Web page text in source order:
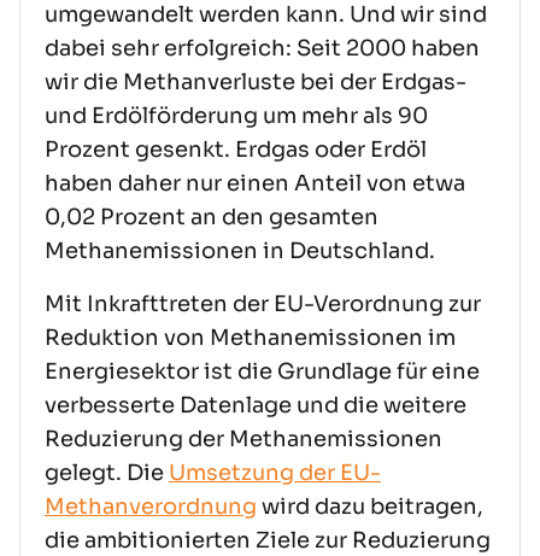
umgewandelt werden kann. Und wir sind
dabei sehr erfolgreich: Seit 2000 haben
wir die Methanverluste bei der Erdgas-
und Erdölförderung um mehr als 90
Prozent gesenkt. Erdgas oder Erdöl
haben daher nur einen Anteil von etwa
0,02 Prozent an den gesamten
Methanemissionen in Deutschland.
Mit Inkrafttreten der EU-Verordnung zur
Reduktion von Methanemissionen im
Energiesektor ist die Grundlage für eine
verbesserte Datenlage und die weitere
Reduzierung der Methanemissionen
gelegt. Die Umsetzung der EU-
Methanverordnung wird dazu beitragen,
die ambitionierten Ziele zur Reduzierung